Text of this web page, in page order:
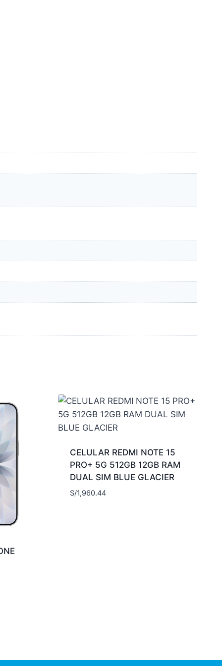
CELULAR REDMI NOTE 15
PRO+ 5G 512GB 12GB RAM
DUAL SIM BLUE GLACIER
S/1,960.44